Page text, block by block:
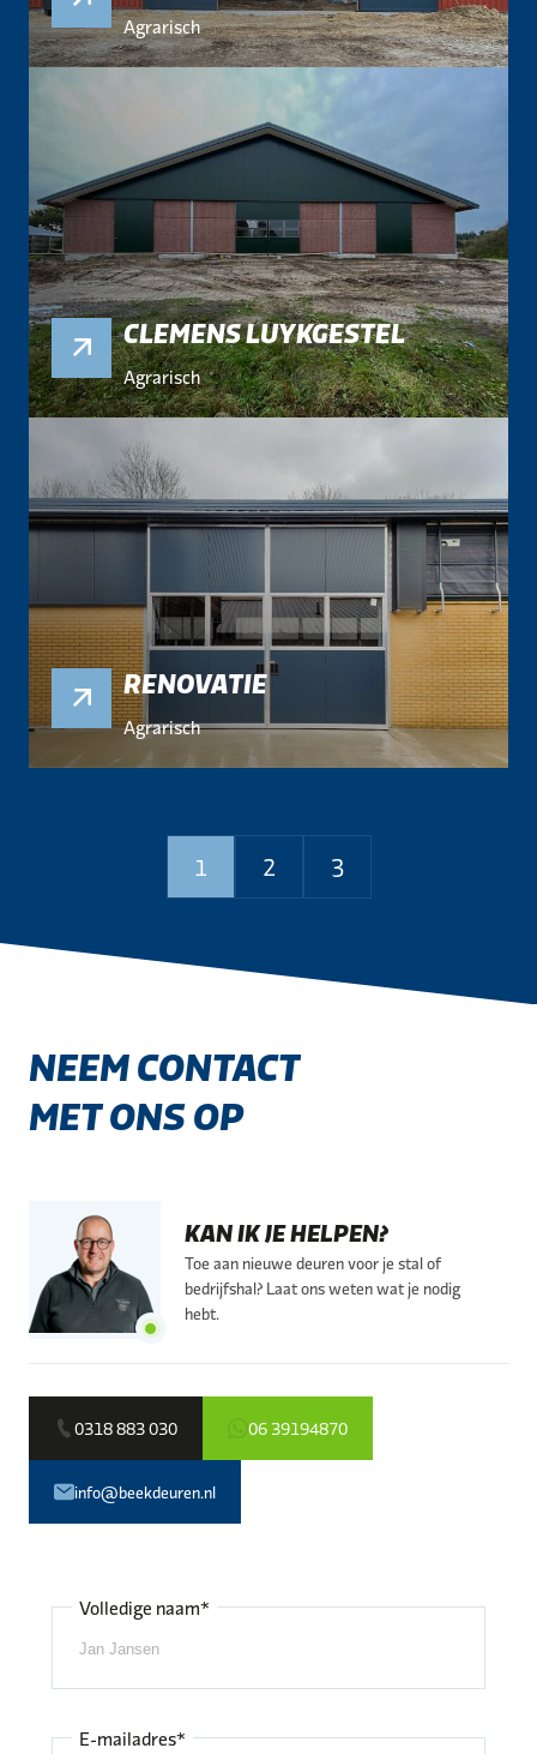
Agrarisch
CLEMENS LUYKGESTEL
Agrarisch
RENOVATIE
Agrarisch
1 2 3
NEEM CONTACT
MET ONS OP
KAN IK JE HELPEN?
Toe aan nieuwe deuren voor je stal of
bedrijfshal? Laat ons weten wat je nodig
hebt.
0318 883 030 06 39194870
info@beekdeuren.nl
Volledige naam*
E-mailadres*